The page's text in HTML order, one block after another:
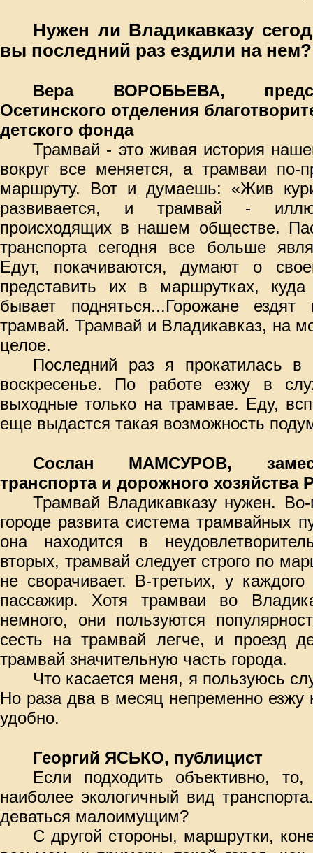
Нужен ли Владикавказу
вы последний раз ездили на нем?
Вера ВОРОБЬЕВА,
Осетинского отделения
детского фонда
Трамвай - это живая история
вокруг все меняется, а трамваи по-
маршруту. Вот и думаешь: «Жив
развивается, и трамвай -
происходящих в нашем обществе.
транспорта сегодня все больше
Едут, покачиваются, думают о
представить их в маршрутках,
бывает подняться...Горожане
трамвай. Трамвай и Владикавказ, на
целое.
Последний раз я прокатилась
воскресенье. По работе езжу в
выходные только на трамвае. Еду,
еще выдастся такая возможность
Сослан МАМСУРОВ,
транспорта и дорожного хозяйства
Трамвай Владикавказу нужен.
городе развита система трамвайных
она находится в
вторых, трамвай следует строго по
не сворачивает. В-третьих, у
пассажир. Хотя трамваи во
немного, они пользуются
сесть на трамвай легче, и проезд
трамвай значительную часть города.
Что касается меня, я пользуюсь
Но раза два в месяц непременно езжу
удобно.
Георгий ЯСЬКО, публицист
Если подходить объективно,
наиболее экологичный вид
деваться малоимущим?
С другой стороны, маршрутки,